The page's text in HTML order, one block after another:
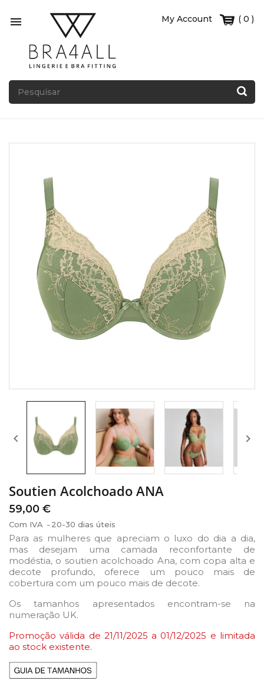
 ( 0 )
My Account
 
Soutien Acolchoado ANA
59,00 €
Com IVA 20-30 dias úteis
Para as mulheres que apreciam o luxo do dia a dia,
mas desejam uma camada reconfortante de
modéstia, o soutien acolchoado Ana, com copa alta e
decote profundo, oferece um pouco mais de
cobertura com um pouco mais de decote.
Os tamanhos apresentados encontram-se na
numeração UK.
Promoção válida de 21/11/2025 a 01/12/2025 e limitada
ao stock existente.